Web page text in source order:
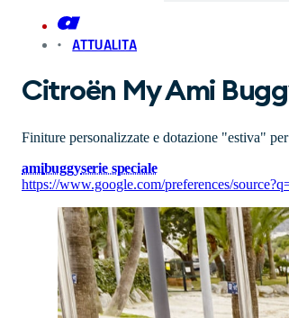
ATTUALITA
Citroën My Ami
Finiture personalizzate e dotazione "estiva"
amibuggyserie speciale
https://www.google.com/preferences/